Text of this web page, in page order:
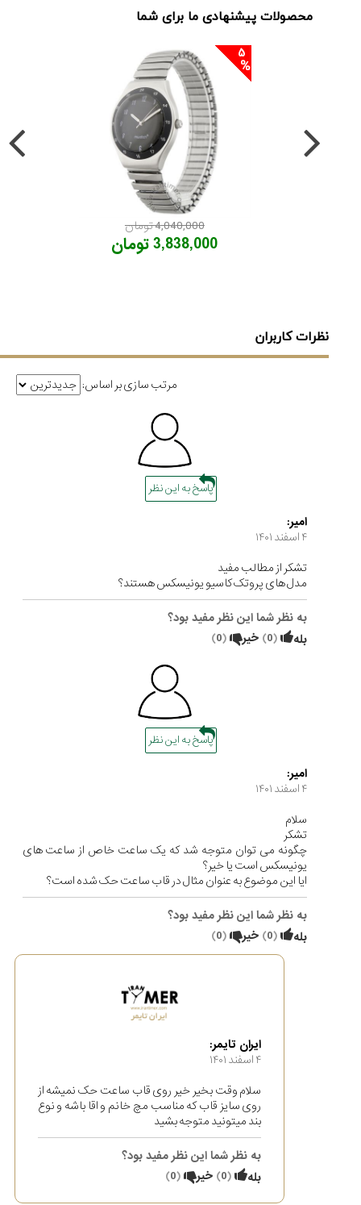
محصولات پیشنهادی ما برای شما
5
4,040,000 تومان
3,838,000 تومان
نظرات کاربران
مرتب سازی بر اساس:
پاسخ به این نظر
امیر:
۴ اسفند ۱۴۰۱
تشکر از مطالب مفید
مدل های پروتک کاسیو یونیسکس هستند؟
به نظر شما این نظر مفید بود؟
بله
(
0
) خیر (
0
)
پاسخ به این نظر
امیر:
۴ اسفند ۱۴۰۱
سلام
تشکر
چگونه می توان متوجه شد که یک ساعت خاص از ساعت های
یونیسکس است یا خیر؟
ایا این موضوع به عنوان مثال در قاب ساعت حک شده است؟
به نظر شما این نظر مفید بود؟
بله
(
0
) خیر (
0
)
ایران تایمر:
۴ اسفند ۱۴۰۱
سلام وقت بخیر خیر روی قاب ساعت حک نمیشه از
روی سایز قاب که مناسب مچ خانم و اقا باشه و نوع
بند میتونید متوجه بشید
به نظر شما این نظر مفید بود؟
بله
(
0
) خیر (
0
)